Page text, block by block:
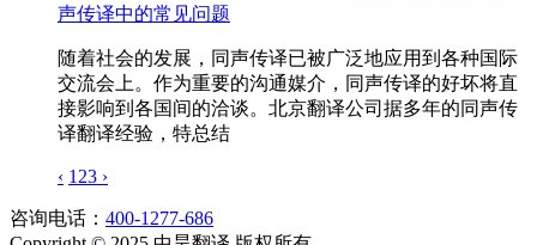
声传译中的常见问题
随着社会的发展，同声传译已被广泛地应用到各种国际
交流会上。作为重要的沟通媒介，同声传译的好坏将直
接影响到各国间的洽谈。北京翻译公司据多年的同声传
译翻译经验，特总结
‹ 1 23 ›
咨询电话： 400-1277-686